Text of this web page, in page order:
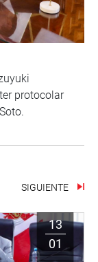
protocolar
SIGUIENTE
13
01